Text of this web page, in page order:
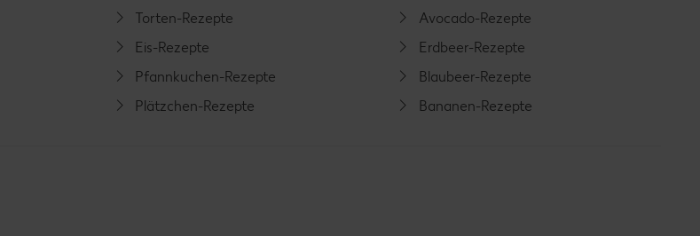
Torten-Rezepte
Eis-Rezepte
Pfannkuchen-Rezepte
Plätzchen-Rezepte
Avocado-Rezepte
Erdbeer-Rezepte
Blaubeer-Rezepte
Bananen-Rezepte